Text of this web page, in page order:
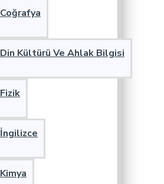
Coğrafya
Din Kültürü Ve Ahlak Bilgisi
Fizik
İngilizce
Kimya